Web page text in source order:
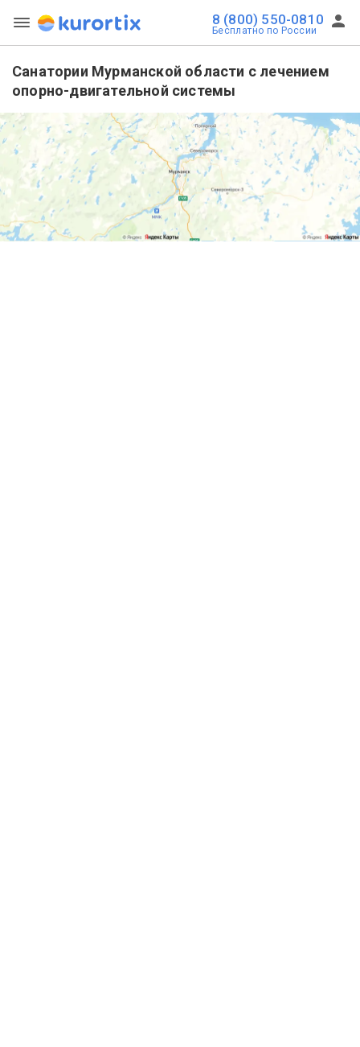
8 (800) 550-0810
Бесплатно по России
Санатории Мурманской области с лечением
опорно-двигательной системы